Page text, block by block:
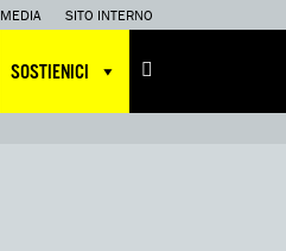
MEDIA SITO INTERNO
SOSTIENICI